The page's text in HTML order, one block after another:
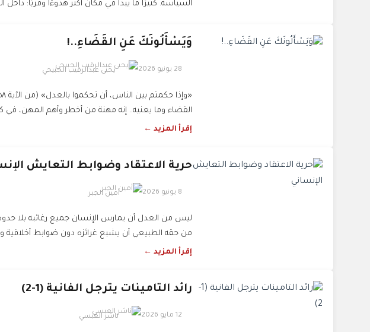
السياسة. كثيرًا ما يبدأ في مكان أكثر هدوءًا وقربًا: داخل
وَيَسْأَلُونَكَ عَنِ القَضَاءِ..!
28 يونيو 2026 يحيى عبدالرقيب الجبيحي
القضاء وما يعنيه.. إنه مهنة من أخطر وأهم المهن، في
إقرأ المزيد ←
حرية الاعتقاد وضوابط التعايش
8 يونيو 2026 أمين الجبر
ليس من العدل أن يمارس الإنسان جميع رغائبه بلا
من حقه الطبيعي أن يشبع غرائزه دون ضوابط أخلاقية
إقرأ المزيد ←
رائد التامينات يترجل الفانية (1-2)
12 مايو 2026 ناشر العبسي